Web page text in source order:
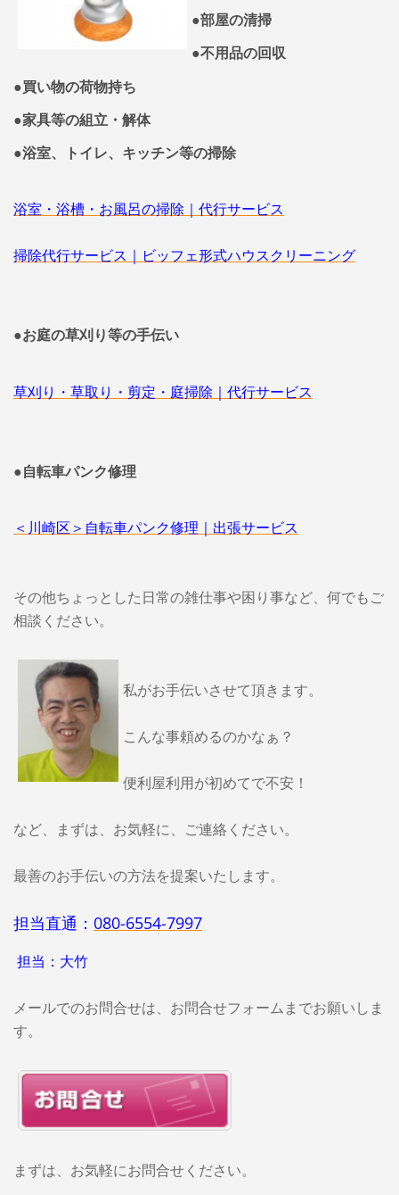
●部屋の清掃
●不用品の回収
●買い物の荷物持ち
●家具等の組立・解体
●浴室、トイレ、キッチン等の掃除
浴室・浴槽・お風呂の掃除｜代行サービス
掃除代行サービス｜ビッフェ形式ハウスクリーニング
●お庭の草刈り等の手伝い
草刈り・草取り・剪定・庭掃除｜代行サービス
●自転車パンク修理
＜川崎区＞自転車パンク修理｜出張サービス
その他ちょっとした日常の雑仕事や困り事など、何でもご
相談ください。
私がお手伝いさせて頂きます。
こんな事頼めるのかなぁ？
便利屋利用が初めてで不安！
など、まずは、お気軽に、ご連絡ください。
最善のお手伝いの方法を提案いたします。
担当直通： 080-6554-7997
担当：大竹
メールでのお問合せは、お問合せフォームまでお願いしま
す。
まずは、お気軽にお問合せください。